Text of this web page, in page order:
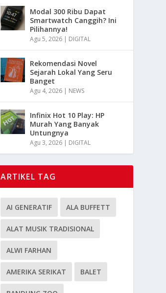
Modal 300 Ribu Dapat
Smartwatch Canggih? Ini
Pilihannya!
Agu 5, 2026 | DIGITAL
Rekomendasi Novel
Sejarah Lokal Yang Seru
Banget
Agu 4, 2026 | NEWS
Infinix Hot 10 Play: HP
Murah Yang Banyak
Untungnya
Agu 3, 2026 | DIGITAL
ARTIKEL TAG
AI GENERATIF ALA BUFFETT
ALAT MUSIK TRADISIONAL
ALWI FARHAN
AMERIKA SERIKAT BALET